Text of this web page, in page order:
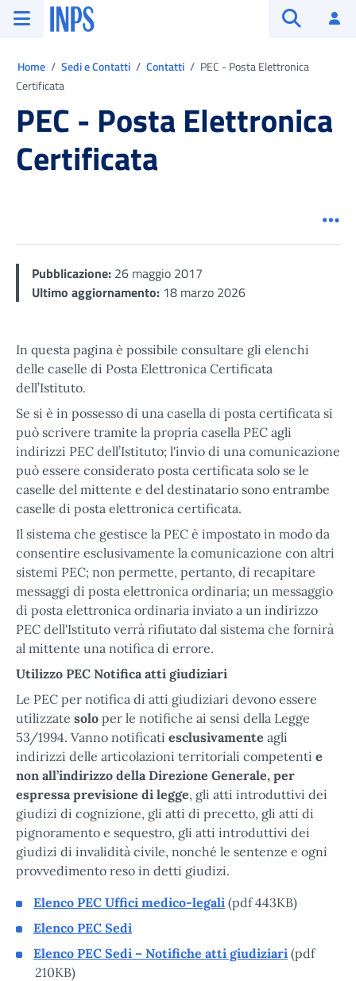
Vai al menu principale
Vai al contenuto principale
Vai al pie' di pagina
INPS ()
Home Sedi e Contatti Contatti
PEC - Posta Elettronica
Certificata
PEC - Posta Elettronica
Certificata
Pubblicazione: 26 maggio 2017
Ultimo aggiornamento: 18 marzo 2026
In questa pagina è possibile consultare gli elenchi
delle caselle di Posta Elettronica Certificata
dell’Istituto.
Se si è in possesso di una casella di posta certificata si
può scrivere tramite la propria casella PEC agli
indirizzi PEC dell’Istituto; l'invio di una comunicazione
può essere considerato posta certificata solo se le
caselle del mittente e del destinatario sono entrambe
caselle di posta elettronica certificata.
Il sistema che gestisce la PEC è impostato in modo da
consentire esclusivamente la comunicazione con altri
sistemi PEC; non permette, pertanto, di recapitare
messaggi di posta elettronica ordinaria; un messaggio
di posta elettronica ordinaria inviato a un indirizzo
PEC dell'Istituto verrà rifiutato dal sistema che fornirà
al mittente una notifica di errore.
Utilizzo PEC Notifica atti giudiziari
Le PEC per notifica di atti giudiziari devono essere
utilizzate solo per le notifiche ai sensi della Legge
53/1994. Vanno notificati esclusivamente agli
indirizzi delle articolazioni territoriali competenti e
non all’indirizzo della Direzione Generale, per
espressa previsione di legge, gli atti introduttivi dei
giudizi di cognizione, gli atti di precetto, gli atti di
pignoramento e sequestro, gli atti introduttivi dei
giudizi di invalidità civile, nonché le sentenze e ogni
provvedimento reso in detti giudizi.
Elenco PEC Uffici medico-legali (pdf 443KB)
Elenco PEC Sedi
Elenco PEC Sedi – Notifiche atti giudiziari (pdf
210KB)